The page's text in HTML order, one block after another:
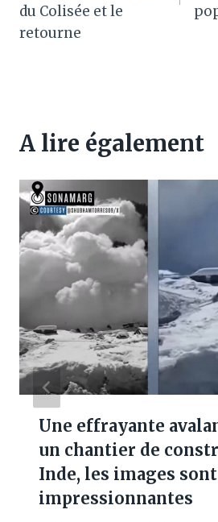
du Colisée et le
retourne
A lire également
Une effrayante
un chantier de
Inde, les images sont
impressionnantes